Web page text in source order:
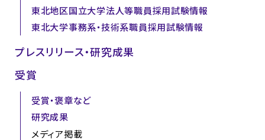
東北地区国立大学法人等職員採用試験情報
東北大学事務系・技術系職員採用試験情報
プレスリリース・研究成果
受賞
受賞・褒章など
研究成果
メディア掲載